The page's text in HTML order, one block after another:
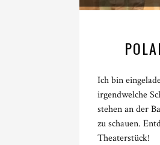
Ich bin
irgendwelche
stehen an der
zu schauen.
Theaterstück!